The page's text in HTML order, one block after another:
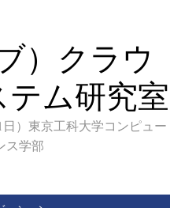
）クラウ
テム研究室
日）東京工科大学コンピュー
ス学部